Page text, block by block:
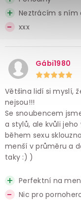
Neztrácím s ním
xxx
Gábi1980
Většina lidí si myslí,
nejsou!!!
Se snoubencem
a stylů, ale kvůli
během sexu
menší v průměru a
taky :) )
Perfektní na
Nic pro